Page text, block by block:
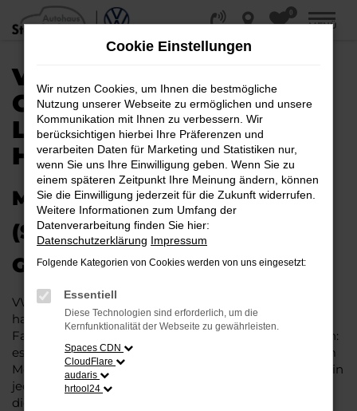
Zum
Hauptinhalt
0
MENÜ
VW TAIGO
GEBRAUCHTWAGEN |
LIEFERSERVICE NACH
HALLE (SAALE)
MIT RABATT DURCH HALLE
(SAALE) MIT DEM VW TAIGO
GEBRAUCHTWAGEN
VW Taigo Gebrauchtwagen liegen im Trend und das
hat einen vergleichsweise einfachen Grund. Ob für
Fahrten in und um Halle (Saale) oder längere Strecken:
es existieren schlichtweg kaum Fahrzeuge, die diesem
Modell das Wasser reichen können. Die Qualität steht in
jeder Modellgeneration außer Frage. Hinzu kommen
die vielfältigen Möglichkeiten einer Individualisierung
Cookie Einstellungen
Wir nutzen Cookies, um Ihnen die bestmögliche
Nutzung unserer Webseite zu ermöglichen und unsere
Kommunikation mit Ihnen zu verbessern. Wir
berücksichtigen hierbei Ihre Präferenzen und
verarbeiten Daten für Marketing und Statistiken nur,
wenn Sie uns Ihre Einwilligung geben. Wenn Sie zu
einem späteren Zeitpunkt Ihre Meinung ändern, können
Sie die Einwilligung jederzeit für die Zukunft widerrufen.
Weitere Informationen zum Umfang der
Datenverarbeitung finden Sie hier:
Datenschutzerklärung Impressum
Folgende Kategorien von Cookies werden von uns eingesetzt:
Essentiell
Diese Technologien sind erforderlich, um die
Kernfunktionalität der Webseite zu gewährleisten.
Spaces CDN
CloudFlare
audaris
hrtool24